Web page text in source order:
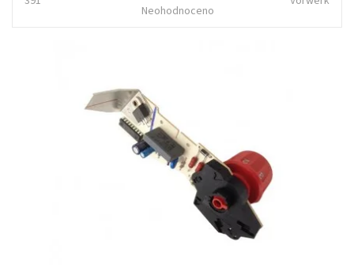
Neohodnoceno